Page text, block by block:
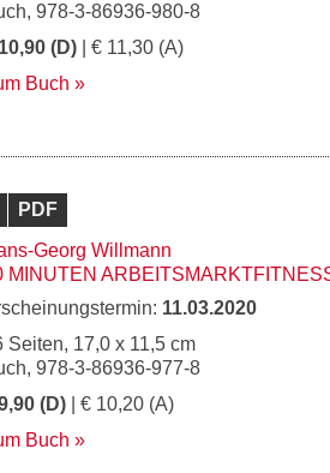
978-3-86936-980-8
(D) | € 11,30 (A)
Buch
PDF
Georg Willmann
MINUTEN
11.03.2020
Seiten, 17,0 x 11,5 cm
978-3-86936-977-8
(D) | € 10,20 (A)
Buch